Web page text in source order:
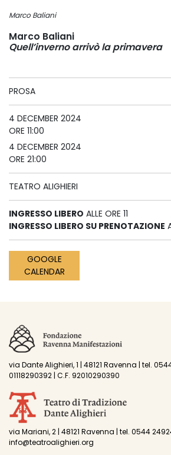
Marco Baliani
Marco Baliani
Quell’inverno arrivò la primavera
PROSA
4 DECEMBER 2024
ORE 11:00
4 DECEMBER 2024
ORE 21:00
TEATRO ALIGHIERI
INGRESSO LIBERO ALLE ORE 11
INGRESSO LIBERO SU PRENOTAZIONE
GOOGLE
CALENDAR
via Dante Alighieri, 1 | 48121 Ravenna | tel. 0544
01118290392 | C.F. 92010290390
via Mariani, 2 | 48121 Ravenna | tel. 0544
info@teatroalighieri.org